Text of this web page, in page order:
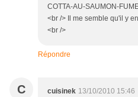
COTTA-AU-SAUMON-
<br /> Il me semble qu'il y
<br />
Répondre
C cuisinek 13/10/2010 15:46